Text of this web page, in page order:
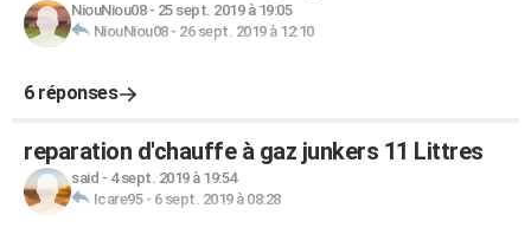
NiouNiou08- 25 sept. 2019 à 19:05
NiouNiou08- 26 sept. 2019 à 12:10
6 réponses
reparation d'chauffe à gaz junkers 11 Littres
said - 4 sept. 2019 à 19:54
Icare95- 6 sept. 2019 à 08:28